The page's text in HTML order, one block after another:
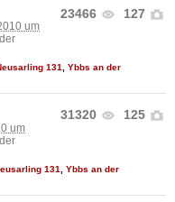
23466 127
um
131, Ybbs an der
31320 125
um
131
Ybbs an der